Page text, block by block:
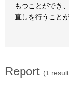
もつことができ
直しを行うことが
Report (1